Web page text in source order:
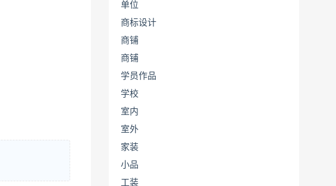
单位
商标设计
商铺
商铺
学员作品
学校
室内
室外
家装
小品
工装